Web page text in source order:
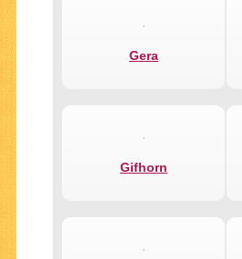
Gera
Gifhorn